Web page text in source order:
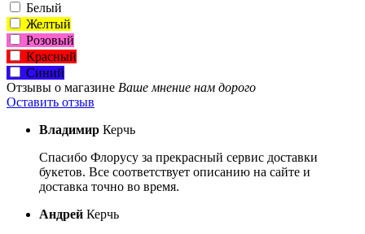
Белый
Желтый
Розовый
Красный
Синий
Отзывы о магазине Ваше мнение нам дорого
Оставить отзыв
Владимир Керчь
Спасибо Флорусу за прекрасный сервис доставки
букетов. Все соответствует описанию на сайте и
доставка точно во время.
Андрей Керчь